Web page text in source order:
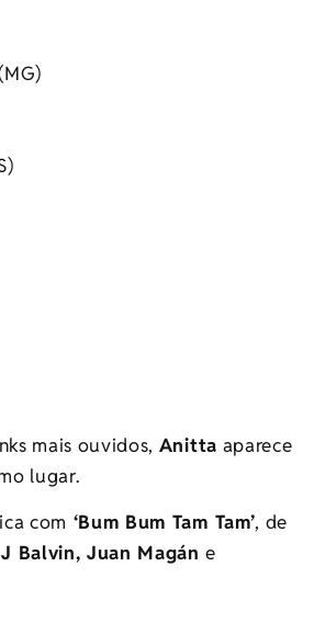
mais ouvidos, Anitta aparece
lugar.
com ‘Bum Bum Tam Tam’, de
Balvin, Juan Magán e